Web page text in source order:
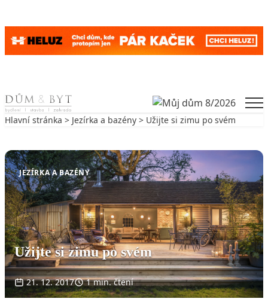
Skip to content
Hlavní stránka > Jezírka a bazény > Užijte si zimu po svém
JEZÍRKA A BAZÉNY
Užijte si zimu po svém
21. 12. 2017 1 min. čtení